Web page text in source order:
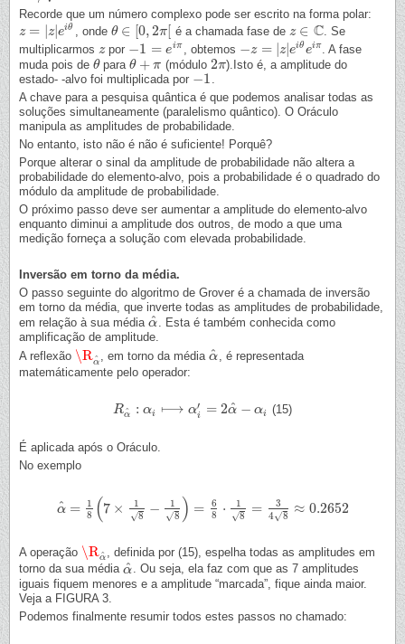
Recorde que um número complexo pode ser escrito na forma polar:
z = z| eiθ
z=|z eiθ , onde θ ∈ [0,2π[
θ∈[ ,2π[ é a chamada fase de z ∈ C
z∈C
. Se
multiplicarmos z
zpor −1 = eiπ
−1= eiπ , obtemos −z = z|eiθeiπ
−z= |z| iθ eiπ
. A fase
muda pois de θ
θparaθ + π
θ+π (módulo 2π
2π).Isto é, a amplitude do
estado- -alvo foi multiplicada por −1
−1
A chave para a pesquisa quântica é que podemos analisar todas as
soluções simultaneamente (paralelismo quântico). O Oráculo
manipula as amplitudes de probabilidade.
No entanto, isto não é não é suficiente! Porquê?
Porque alterar o sinal da amplitude de probabilidade não altera a
probabilidade do elemento-alvo, pois a probabilidade é o quadrado do
módulo da amplitude de probabilidade.
O próximo passo deve ser aumentar a amplitude do elemento-alvo
enquanto diminui a amplitude dos outros, de modo a que uma
medição forneça a solução com elevada probabilidade.
Inversão em torno da média.
O passo seguinte do algoritmo de Grover é a chamada de inversão
em torno da média, que inverte todas as amplitudes de probabilidade,
em relação à sua média α
^
α^. Esta é também conhecida como
amplificação de amplitude.
A reflexão \Rα
^
\Rα^, em torno da média α
^
α^, é representada
matemáticamente pelo operador:
Rα
^ : αi ⟼ α′
i = 2α
^ − αi
Rα^ :αi⟼αi′=2α^ −αi (15)
É aplicada após o Oráculo.
No exemplo
α
^ =
1
8 (7 ×
1
8
√
−
1
8
√ ) =
6
8
⋅
1
8
√
=
3
4
8
√
≈ 0.2652
α^ =1 8(7×1 8− 18)= 68 ⋅18=3 48 ≈0.2652
A operação \Rα
^
\Rα^ , definida por (15), espelha todas as amplitudes em
torno da sua média α
^
α^. Ou seja, ela faz com que as 7 amplitudes
iguais fiquem menores e a amplitude “marcada”, fique ainda maior.
Veja a FIGURA 3.
Podemos finalmente resumir todos estes passos no chamado: